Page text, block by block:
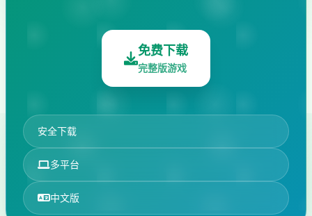
免费下载
完整版游戏
安全下载
多平台
中文版